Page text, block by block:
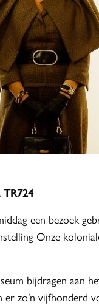
een bezoek
Onze
bijdragen aan
er zo’n vijfhonderd